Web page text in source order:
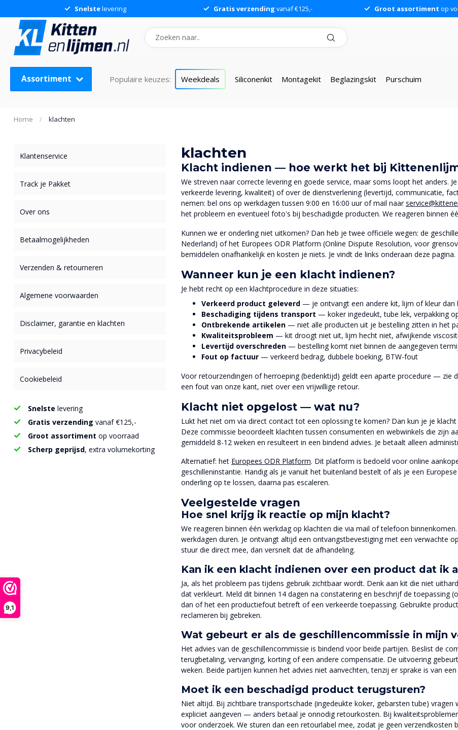
9,1
Snelstelevering Gratis verzending vanaf €125,- Groot assortiment op
Assortiment Populaire keuzes: Weekdeals Siliconenkit Montagekit Beglazingskit Purschuim
Home / klachten
Klantenservice
Track je Pakket
Over ons
Betaalmogelijkheden
Verzenden & retourneren
Algemene voorwaarden
Disclaimer, garantie en klachten
Privacybeleid
Cookiebeleid
Snelste levering
Gratis verzending vanaf €125,-
Groot assortiment op voorraad
Scherp geprijsd, extra volumekorting
klachten
Klacht indienen — hoe werkt het bij
We streven naar correcte levering en goede service, maar soms loopt het anders.
verkeerde levering, kwaliteit) of over de dienstverlening (levertijd, communicatie,
nemen: bel ons op werkdagen tussen 9:00 en 16:00 uur of mail naar
het probleem en eventueel foto's bij beschadigde producten. We reageren binnen
Kunnen we er onderling niet uitkomen? Dan heb je twee officiële wegen: de
Nederland) of het Europees ODR Platform (Online Dispute Resolution, voor
bemiddelen onafhankelijk en kosten je niets. Je vindt de links onderaan deze pagina.
Wanneer kun je een klacht indienen?
Je hebt recht op een klachtprocedure in deze situaties:
Verkeerd product geleverd — je ontvangt een andere kit, lijm of kleur dan
Beschadiging tijdens transport — koker ingedeukt, tube lek, verpakking
Ontbrekende artikelen — niet alle producten uit je bestelling zitten in het
Kwaliteitsprobleem — kit droogt niet uit, lijm hecht niet, afwijkende
Levertijd overschreden — bestelling komt niet binnen de aangegeven
Fout op factuur — verkeerd bedrag, dubbele boeking, BTW-fout
Voor retourzendingen of herroeping (bedenktijd) geldt een aparte procedure — zie
een fout van onze kant, niet over een vrijwillige retour.
Klacht niet opgelost — wat nu?
Lukt het niet om via direct contact tot een oplossing te komen? Dan kun je je
Deze commissie beoordeelt klachten tussen consumenten en webwinkels die zijn
gemiddeld 8-12 weken en resulteert in een bindend advies. Je betaalt alleen
Alternatief: het Europees ODR Platform. Dit platform is bedoeld voor online
geschilleninstantie. Handig als je vanuit het buitenland bestelt of als je een
onderling op te lossen, daarna pas escaleren.
Veelgestelde vragen
Hoe snel krijg ik reactie op mijn klacht?
We reageren binnen één werkdag op klachten die via mail of telefoon
werkdagen duren. Je ontvangt altijd een ontvangstbevestiging met een
stuur die direct mee, dan versnelt dat de afhandeling.
Kan ik een klacht indienen over een product dat ik
Ja, als het probleem pas tijdens gebruik zichtbaar wordt. Denk aan kit die niet
dat verkleurt. Meld dit binnen 14 dagen na constatering en beschrijf de toepassing
dan of het een productiefout betreft of een verkeerde toepassing. Gebruikte
reclameren bij gebreken.
Wat gebeurt er als de geschillencommissie in mijn
Het advies van de geschillencommissie is bindend voor beide partijen. Beslist de
terugbetaling, vervanging, korting of een andere compensatie. De uitvoering
weken. Beide partijen kunnen het advies niet aanvechten, tenzij er sprake is van
Moet ik een beschadigd product terugsturen?
Niet altijd. Bij zichtbare transportschade (ingedeukte koker, gebarsten tube)
expliciet aangeven — anders betaal je onnodig retourkosten. Bij
voor onderzoek. We sturen dan een retourlabel mee, zodat je geen verzendkosten